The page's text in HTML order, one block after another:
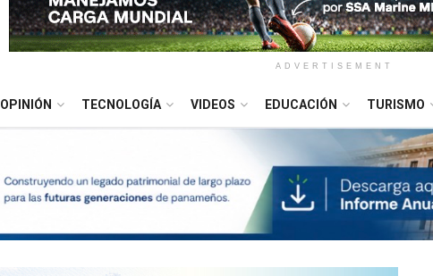
ADVERTISEMENT
OPINIÓN TECNOLOGÍA VIDEOS EDUCACIÓN TURISMO